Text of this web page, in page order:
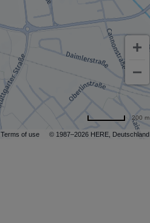
Terms of use © 1987–2026 HERE, Deutschland
200 m